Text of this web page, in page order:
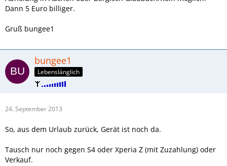
Dann 5 Euro billiger.
Gruß bungee1
bungee1
Lebenslänglich
24. September 2013
So, aus dem Urlaub zurück, Gerät ist noch da.
Tausch nur noch gegen S4 oder Xperia Z (mit Zuzahlung) oder
Verkauf.